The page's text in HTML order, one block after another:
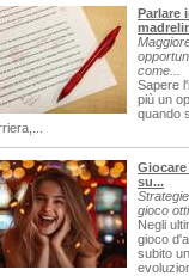
Parlare
come...
Sapere
più un
quando
su...
gioco
Negli
gioco
subito